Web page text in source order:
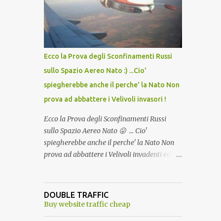
lo scopo della temperatura? Qualcuno a suo
tempo ribattezzo' il Vaccino come: l' Amaro
del Capo, era "spettacolare Ghiacciato, ma
andava bene anche, a Temperatura
Ambiente"! Riproponiamo l'articolo per NON
Ecco la Prova degli Sconfinamenti Russi
sullo Spazio Aereo Nato :) ...Cio'
spiegherebbe anche il perche' la Nato Non
prova ad abbattere i Velivoli invasori !
Ecco la Prova degli Sconfinamenti Russi
sullo Spazio Aereo Nato 😛 ... Cio'
spiegherebbe anche il perche' la Nato Non
prova ad abbattere i Velivoli invadenti ed
alcuna notizia di un'invasione dello spazio
aereo NATO da parte di un robot chiamato
DOUBLE TRAFFIC
Buy website traffic cheap